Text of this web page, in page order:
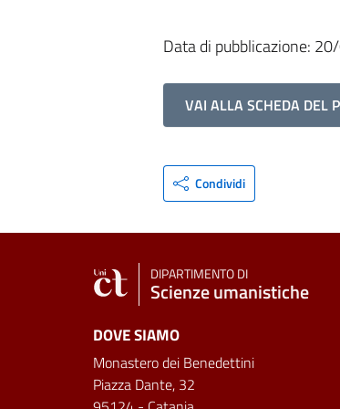
Data di pubblicazione:
VAI ALLA SCHEDA DEL
Condividi
DIPARTIMENTO DI
Scienze umanistiche
DOVE SIAMO
Monastero dei Benedettini
Piazza Dante, 32